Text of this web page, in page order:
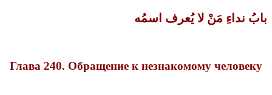
بابُ نداءِ مَنْ لا يُعرف اسمُه
Глава 240. Обращение к незнакомому человеку